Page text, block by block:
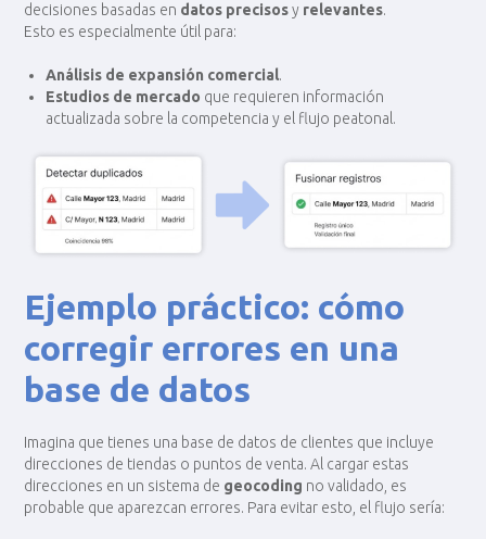
decisiones basadas en datos precisosy relevantes.
Esto es especialmente útil para:
Análisis de expansión comercial.
Estudios de mercado que requieren información
actualizada sobre la competencia y el flujo peatonal.
Ejemplo práctico: cómo
corregir errores en una
base de datos
Imagina que tienes una base de datos de clientes que incluye
direcciones de tiendas o puntos de venta. Al cargar estas
direcciones en un sistema de geocoding no validado, es
probable que aparezcan errores. Para evitar esto, el flujo sería: